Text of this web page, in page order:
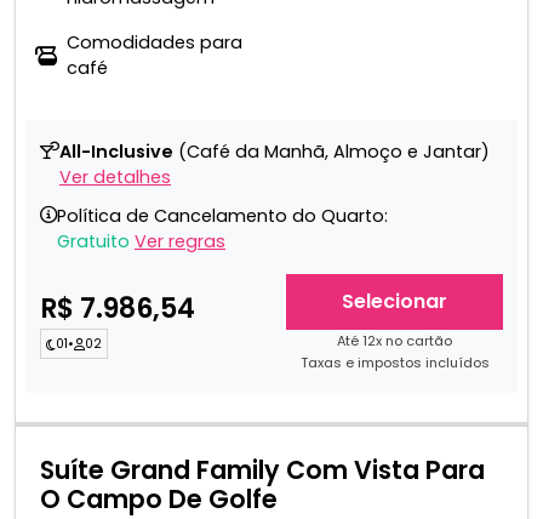
Comodidades para
café
All-Inclusive (Café da Manhã, Almoço e Jantar)
Ver detalhes
Política de Cancelamento do Quarto:
Gratuito Ver regras
R$ 7.986,54
01• 02
Selecionar
Até 12x no cartão
Taxas e impostos incluídos
Suíte Grand Family Com Vista Para
O Campo De Golfe